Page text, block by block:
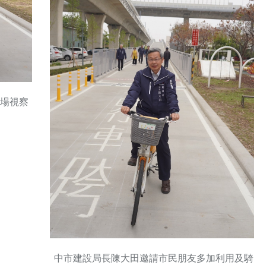
視察
中市建設局長陳大田邀請市民朋友多加利用及騎